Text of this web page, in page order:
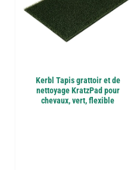
Kerbl Tapis grattoir et de
nettoyage KratzPad pour
chevaux, vert, flexible